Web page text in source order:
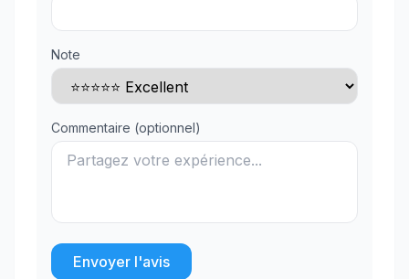
Note
Commentaire (optionnel)
Envoyer l'avis